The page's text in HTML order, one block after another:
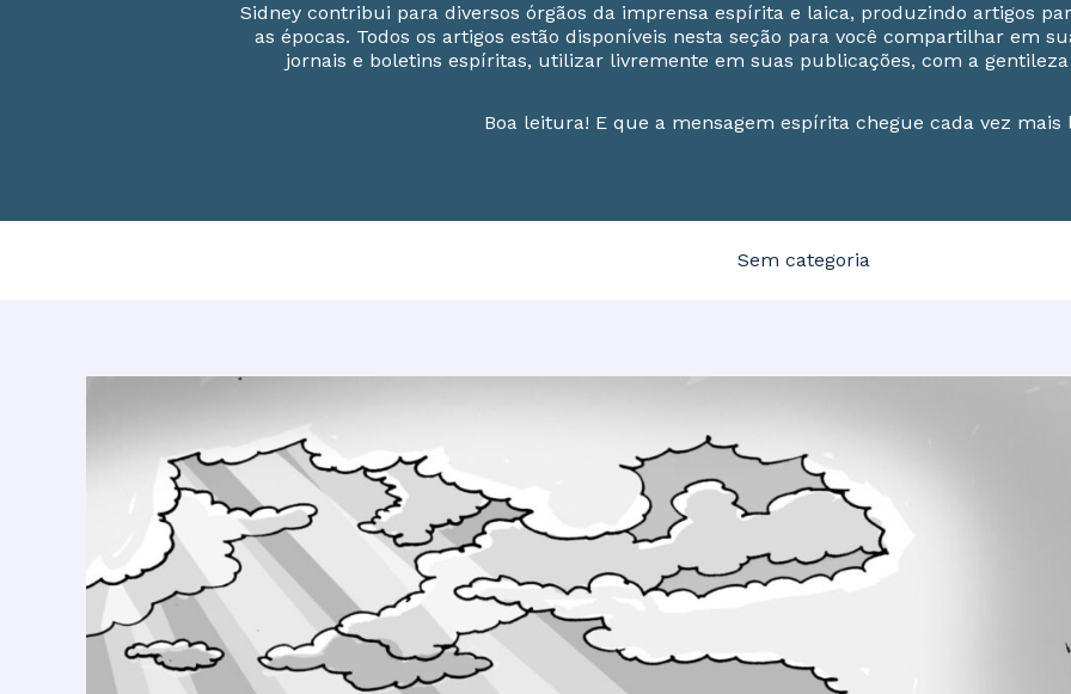
Sidney contribui para diversos órgãos da imprensa espírita e laica, produzindo artigos
as épocas. Todos os artigos estão disponíveis nesta seção para você compartilhar em
jornais e boletins espíritas, utilizar livremente em suas publicações, com a
Boa leitura! E que a mensagem espírita chegue cada vez mais
Sem categoria